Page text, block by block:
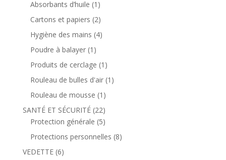
Absorbants d’huile (1)
Cartons et papiers (2)
Hygiène des mains (4)
Poudre à balayer (1)
Produits de cerclage (1)
Rouleau de bulles d'air (1)
Rouleau de mousse (1)
SANTÉ ET SÉCURITÉ (22)
Protection générale (5)
Protections personnelles (8)
VEDETTE (6)